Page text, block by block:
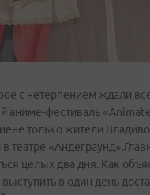
с нетерпением ждали
аниме-фестиваль
только жители
театре
целых два дня. Как
в один день